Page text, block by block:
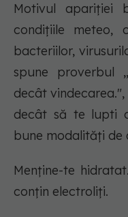
Motivul apariției
condițiile meteo,
bacteriilor,
spune proverbul
decât
decât să te lupti
bune modalități de
Menține-te
conțin electroliți.